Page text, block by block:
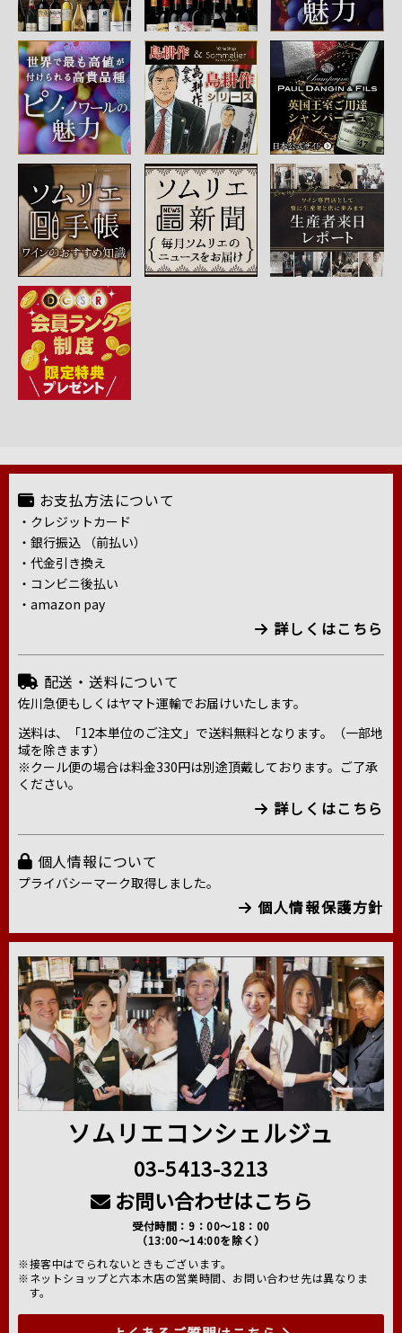
お支払方法について
・クレジットカード
・銀行振込 （前払い）
・代金引き換え
・コンビニ後払い
・amazon pay
詳しくはこちら
配送・送料について
佐川急便もしくはヤマト運輸でお届けいたします。
送料は、「12本単位のご注文」で送料無料となります。（一部地
域を除きます）
※クール便の場合は料金330円は別途頂戴しております。ご了承
ください。
詳しくはこちら
個人情報について
プライバシーマーク取得しました。
個人情報保護方針
ソムリエコンシェルジュ
03-5413-3213
お問い合わせはこちら
受付時間：9：00～18：00
（13:00～14:00を除く）
※接客中はでられないときもございます。
※ネットショップと六本木店の営業時間、お問い合わせ先は異なりま
す。